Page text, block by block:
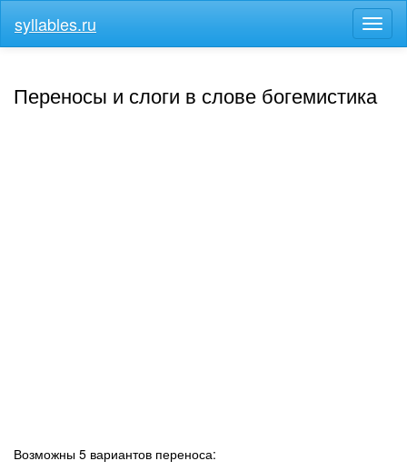
меню
syllables.ru
Переносы и слоги в слове богемистика
Возможны 5 вариантов переноса: